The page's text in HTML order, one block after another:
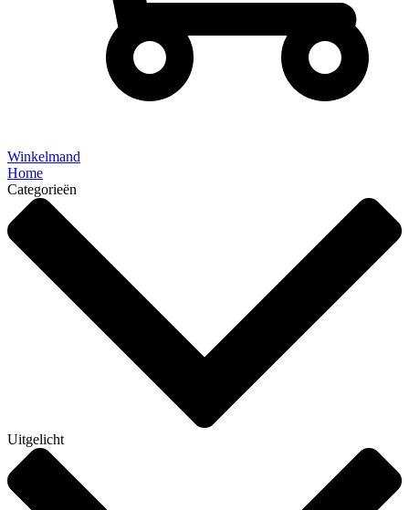
Winkelmand
Home
Categorieën
Uitgelicht